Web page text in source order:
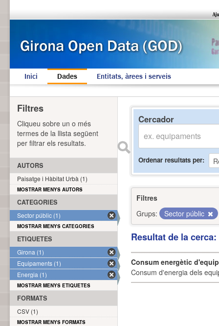
Inici Dades Entitats, àrees i serveis
Cercador
Ordenar resultats per
Filtres
Grups:
Sector públic
Resultat de la
Consum energètic
Consum d'energia dels
Filtres
Cliqueu sobre un o més
termes de la llista següent
per filtrar els resultats.
AUTORS
Paisatge i Hàbitat Urbà (1)
MOSTRAR MENYS AUTORS
CATEGORIES
Sector públic (1)
MOSTRAR MENYS CATEGORIES
ETIQUETES
Girona (1)
Equipaments (1)
Energia (1)
MOSTRAR MENYS ETIQUETES
FORMATS
CSV (1)
MOSTRAR MENYS FORMATS